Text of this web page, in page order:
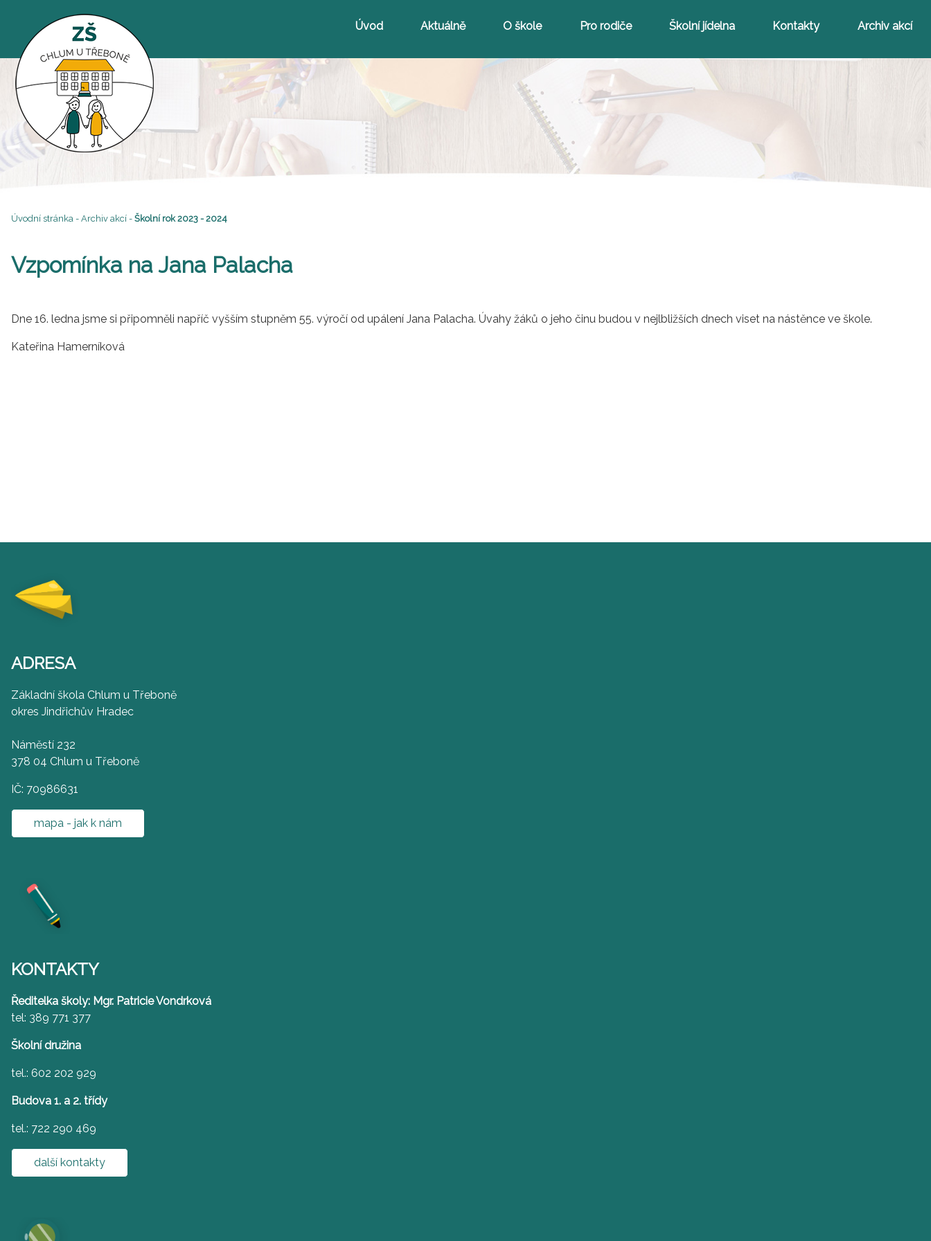
Úvod Aktuálně O škole Pro rodiče Školní jídelna Kontakty Archiv akcí
Úvodní stránka - Archiv akcí - Školní rok 2023 - 2024
Vzpomínka na Jana Palacha
Dne 16. ledna jsme si připomněli napříč vyšším stupněm 55. výročí od upálení Jana Palacha. Úvahy žáků o jeho činu budou v nejlbližších dnech viset na nástěnce ve škole.
Kateřina Hamerníková
ADRESA
Základní škola Chlum u Třeboně
okres Jindřichův Hradec
Náměstí 232
378 04 Chlum u Třeboně
IČ: 70986631
mapa - jak k nám
KONTAKTY
Ředitelka školy: Mgr. Patricie Vondrková
tel: 389 771 377
Školní družina
tel.: 602 202 929
Budova 1. a 2. třídy
tel.: 722 290 469
další kontakty